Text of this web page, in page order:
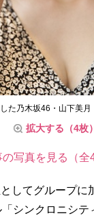
た乃木坂46・山下美月
拡大する（4枚）
写真を見る（全4
してグループに
シンクロニシテ